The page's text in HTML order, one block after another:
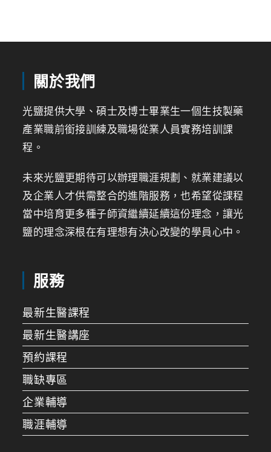
關於我們
光鹽提供大學、碩士及博士畢業生一個生技製藥
產業職前銜接訓練及職場從業人員實務培訓課
程。
未來光鹽更期待可以辦理職涯規劃、就業建議以
及企業人才供需整合的進階服務，也希望從課程
當中培育更多種子師資繼續延續這份理念，讓光
鹽的理念深根在有理想有決心改變的學員心中。
服務
最新生醫課程
最新生醫講座
預約課程
職缺專區
企業輔導
職涯輔導